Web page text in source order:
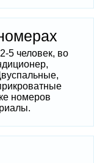
5 человек, во
номеров